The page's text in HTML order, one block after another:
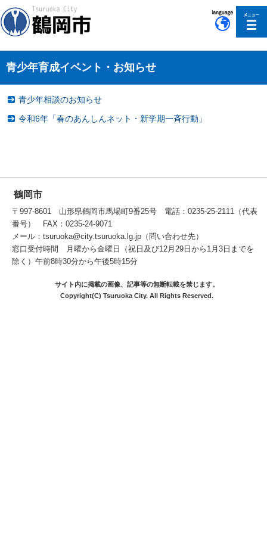
青少年育成イベント・お知らせ
青少年相談のお知らせ
令和6年「春のあんしんネット・新学期一斉行動」
鶴岡市
〒997-8601 山形県鶴岡市馬場町9番25号 電話：0235-25-2111（代表
番号） FAX：0235-24-9071
メール：tsuruoka@city.tsuruoka.lg.jp（問い合わせ先）
窓口受付時間 月曜から金曜日（祝日及び12月29日から1月3日までを
除く）午前8時30分から午後5時15分
サイト内に掲載の画像、記事等の無断転載を禁じます。
Copyright(C) Tsuruoka City. All Rights Reserved.